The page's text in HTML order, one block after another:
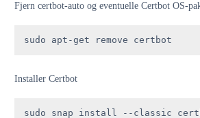
Fjern certbot-auto og eventuelle Certbot OS-
sudo apt-get remove certbot
Installer Certbot
sudo snap install --classic